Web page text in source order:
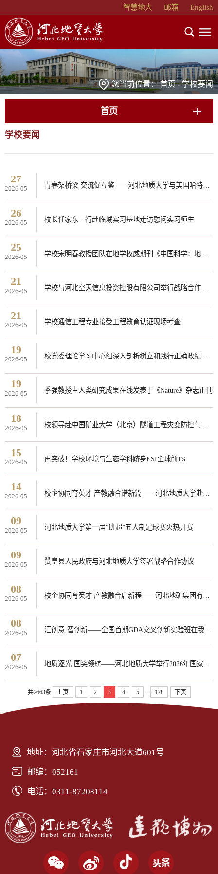
智慧地大 邮箱 English
您当前位置：首页-学校要闻
首页
学校要闻
27
2026-05
26
2026-05 校长任家东一行赴临城实习基地走访慰问实习师生
25
2026-05
21
2026-05
21
2026-05 学校通信工程专业接受工程教育认证现场考查
19
2026-05 校党委理论学习中心组深入剖析树立和践行正确政绩观学习教育中的正反面典型案例
19
2026-05 季强教授古人类研究成果在线发表于《Nature》杂志正刊
18
2026-05
15
2026-05 再突破！学校环境与生态学科跻身ESI全球前1%
14
2026-05
09
2026-05 河北地质大学第一届“班超”五人制足球赛火热开赛
09
2026-05 赞皇县人民政府与河北地质大学签署战略合作协议
08
2026-05
08
2026-05
07
2026-05
共2663条 上页 1 2 3 4 5 ... 178 下页
地址：河北省石家庄市河北大道601号
邮编：052161
电话：0311-87208114